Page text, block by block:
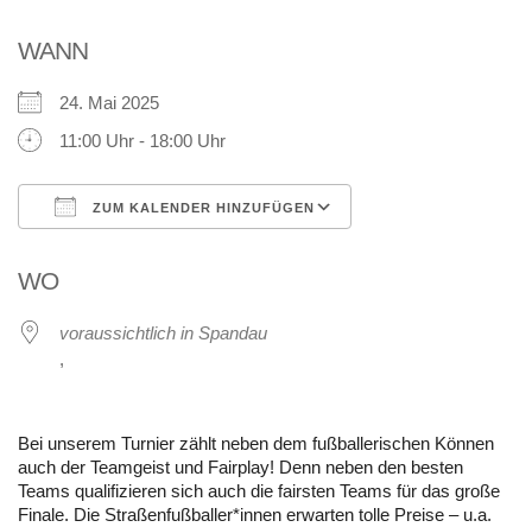
WANN
24. Mai 2025
11:00 Uhr - 18:00 Uhr
ZUM KALENDER HINZUFÜGEN
WO
voraussichtlich in Spandau
,
Bei unserem Turnier zählt neben dem fußballerischen Können
auch der Teamgeist und Fairplay! Denn neben den besten
Teams qualifizieren sich auch die fairsten Teams für das große
Finale. Die Straßenfußballer*innen erwarten tolle Preise – u.a.